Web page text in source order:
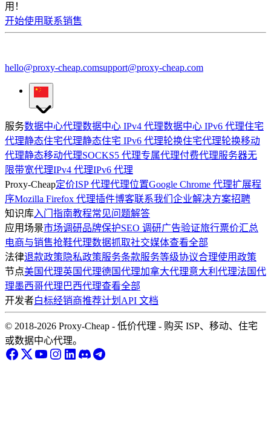
用！
开始使用联系销售
hello@proxy-cheap.comsupport@proxy-cheap.com
服务数据中心代理数据中心 IPv4 代理数据中心 IPv6 代理住宅
代理静态住宅代理静态住宅 IPv6 代理轮换住宅代理轮换移动
代理静态移动代理SOCKS5 代理专属代理付费代理服务器无
限带宽代理IPv4 代理IPv6 代理
Proxy-Cheap定价ISP 代理代理位置Google Chrome 代理扩展程
序Mozilla Firefox 代理插件博客联系我们 企业解决方案招聘
知识库入门指南教程常见问题解答
应用场景市场调研品牌保护SEO 调研广告验证旅行票价汇总
电商与销售抢鞋代理数据抓取社交媒体查看全部
法律退款政策 隐私政策服务条款服务等级协议合理使用政策
节点美国代理英国代理德国代理加拿大代理意大利代理法国代
理墨西哥代理 巴西代理查看全部
开发者白标经销商推荐计划 API 文档
© 2018-2026 Proxy-Cheap - 低价代理 - 购买 ISP、移动、住宅
或数据中心代理。